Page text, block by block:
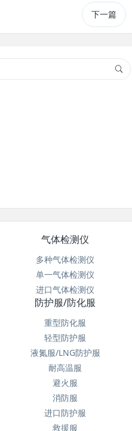
下一篇
气体检测仪
多种气体检测仪
单一气体检测仪
进口气体检测仪
防护服/防化服
重型防化服
轻型防护服
液氮服/LNG防护服
耐高温服
避火服
消防服
进口防护服
救援服